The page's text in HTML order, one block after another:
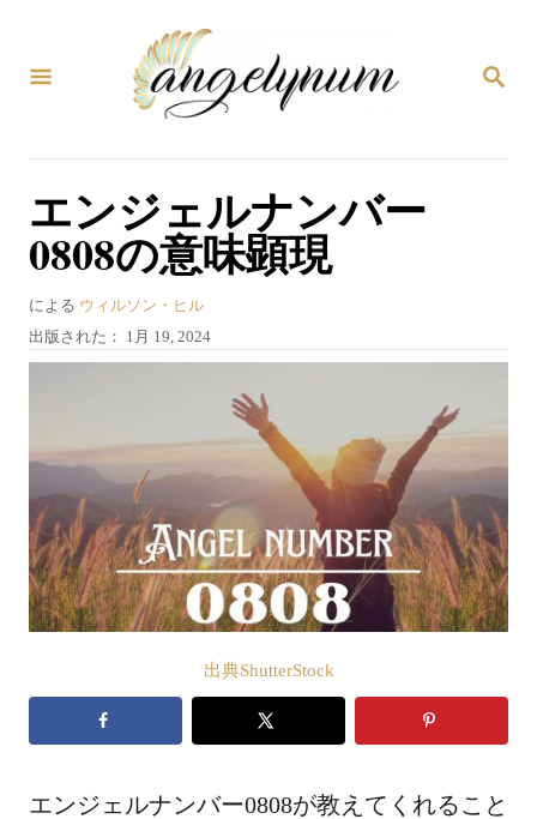
検
エンジェルナンバー
0808の意味顕現
による 著
者
ウィルソン・ヒル
投
稿
出版された： 1月 19, 2024
出典ShutterStock
エンジェルナンバー0808が教えてくれること